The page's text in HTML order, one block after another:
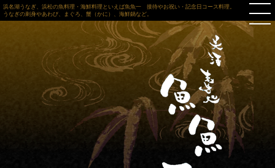
浜名湖うなぎ、浜松の魚料理・海鮮料理といえば魚魚一 接待やお祝い・記念日コース料理。
うなぎの刺身やあわび、まぐろ、蟹（かに）、海鮮鍋など。